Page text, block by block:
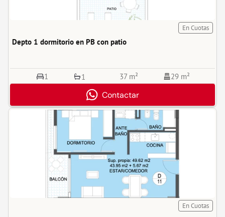
En Cuotas
Depto 1 dormitorio en PB con patio
1 1 37 m² 29 m²
Contactar
En Cuotas